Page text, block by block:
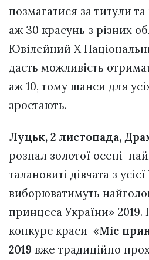
позмагатися за титули
аж 30 красунь з різних
Ювілейний X
дасть можливість
аж 10, тому шанси для
зростають.
Луцьк, 2 листопада,
розпал золотої осені
талановиті дівчата з
виборюватимуть
принцеса України» 2019.
конкурс краси «Міс
2019 вже традиційно